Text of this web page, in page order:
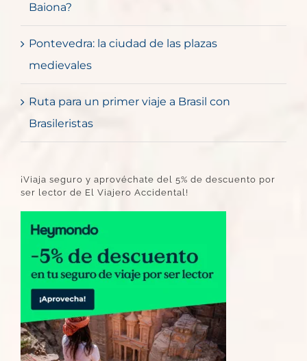
Baiona?
Pontevedra: la ciudad de las plazas
medievales
Ruta para un primer viaje a Brasil con
Brasileristas
¡Viaja seguro y aprovéchate del 5% de descuento por
ser lector de El Viajero Accidental!